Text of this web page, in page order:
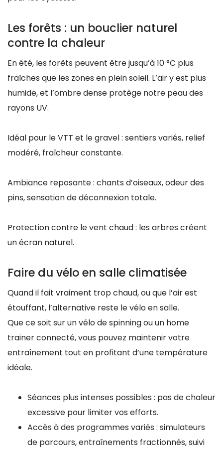
Les forêts : un bouclier naturel
contre la chaleur
En été, les forêts peuvent être jusqu’à 10 °C plus
fraîches que les zones en plein soleil. L’air y est plus
humide, et l’ombre dense protège notre peau des
rayons UV.
Idéal pour le VTT et le gravel : sentiers variés, relief
modéré, fraîcheur constante.
Ambiance reposante : chants d’oiseaux, odeur des
pins, sensation de déconnexion totale.
Protection contre le vent chaud : les arbres créent
un écran naturel.
Faire du vélo en salle climatisée
Quand il fait vraiment trop chaud, ou que l’air est
étouffant, l’alternative reste le vélo en salle.
Que ce soit sur un vélo de spinning ou un home
trainer connecté, vous pouvez maintenir votre
entraînement tout en profitant d’une température
idéale.
Séances plus intenses possibles : pas de chaleur
excessive pour limiter vos efforts.
Accès à des programmes variés : simulateurs
de parcours, entraînements fractionnés, suivi